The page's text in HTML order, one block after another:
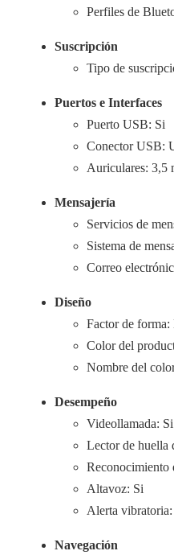
Perfiles de
Suscripción
Tipo de
Puertos e Interfaces
Puerto USB: Si
Conector USB:
Auriculares: 3,5
Mensajería
Servicios de
Sistema de
Correo
Diseño
Factor de forma:
Color del
Nombre del
Desempeño
Videollamada: Si
Lector de huella
Reconocimiento
Altavoz: Si
Alerta vibratoria:
Navegación